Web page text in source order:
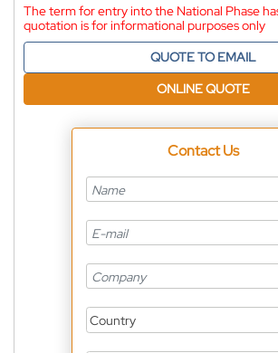
The term for entry into the National Phase
quotation is for informational purposes only
QUOTE TO EMAIL
ONLINE QUOTE
Contact Us
Country